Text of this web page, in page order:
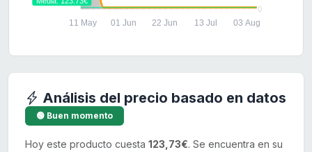
0
11 May 01 Jun 22 Jun 13 Jul 03 Aug
Análisis del precio basado en datos
🟢 Buen momento
Hoy este producto cuesta 123,73€. Se encuentra en su